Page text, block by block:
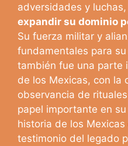
adversidades y
expandir su dominio
Su fuerza militar y
fundamentales para
también fue una parte
de los Mexicas, con la
observancia de
papel importante en
historia de los
testimonio del legado